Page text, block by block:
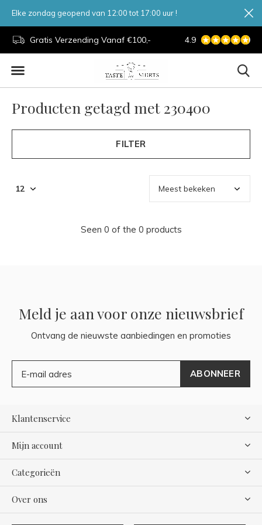
Gratis Verzending Vanaf €100,- 7 Dagen Per
4.9
Elke zondag geopend van 12:00 tot 17:00 uur !
Producten getagd met 230400
FILTER
Seen 0 of the 0 products
Meld je aan voor onze nieuwsbrief
Ontvang de nieuwste aanbiedingen en promoties
ABONNEER
Klantenservice
Mijn account
Categorieën
Over ons